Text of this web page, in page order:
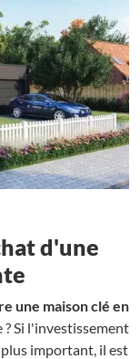
d'une
une maison clé en
Si l'investissement
important, il est